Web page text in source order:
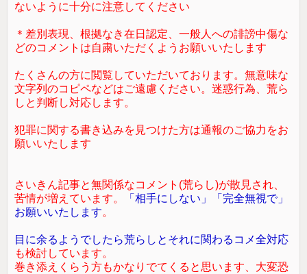
ないように十分に注意してください
＊差別表現、根拠なき在日認定、一般人への誹謗中傷な
どのコメントは自粛いただくようお願いいたします
たくさんの方に閲覧していただいております。無意味な
文字列のコピペなどはご遠慮ください。迷惑行為、荒ら
しと判断し対応します。
犯罪に関する書き込みを見つけた方は通報のご協力をお
願いいたします
さいきん記事と無関係なコメント(荒らし)が散見され、
苦情が増えています。
「相手にしない」「完全無視で」
お願いいたします。
目に余るようでしたら荒らしとそれに関わるコメ全対応
も検討しています。
巻き添えくらう方もかなりでてくると思います、大変恐